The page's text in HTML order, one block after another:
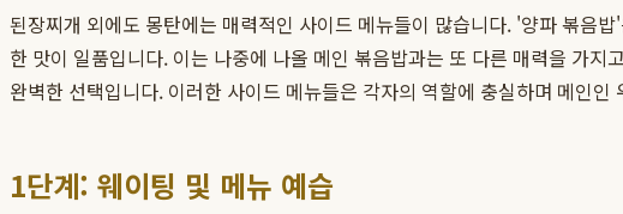
된장찌개 외에도 몽탄에는 매력적인 사이드 메뉴들이 많습니다. '양파 볶음
한 맛이 일품입니다. 이는 나중에 나올 메인 볶음밥과는 또 다른 매력을 가
완벽한 선택입니다. 이러한 사이드 메뉴들은 각자의 역할에 충실하며 메인
1단계: 웨이팅 및 메뉴 예습